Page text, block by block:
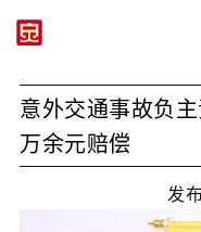
意外交通事故负
万余元赔偿
发